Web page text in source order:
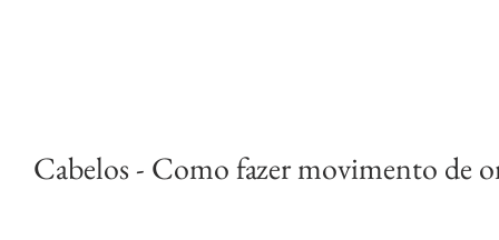
Cabelos - Como fazer movimento de